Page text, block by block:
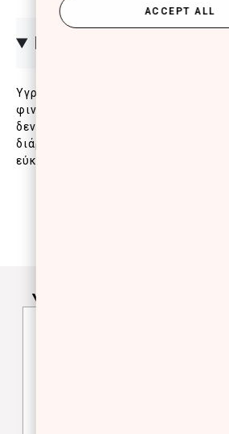
ΠΕΡΙΓΡΑΦΗ
Υγρό κρεμώδες κραγιόν με
φινίρισμα. Με πλούσια σύνθεση που
δεν μεταφέρεται, για τέλεια κάλυψη
διάρκεια. Η απαλή, ελαστική του
εύκολη και άνετη εφαρμογή.
YOU WILL
ACCEPT ALL